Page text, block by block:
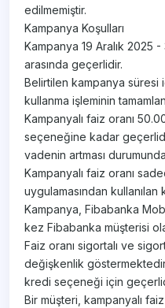
edilmemiştir.
Kampanya Koşulları
Kampanya 19 Aralık 2025
arasında geçerlidir.
Belirtilen kampanya süresi
kullanma işleminin
Kampanyalı faiz oranı
seçeneğine kadar
vadenin artması
Kampanyalı faiz oranı
uygulamasından
Kampanya, Fibabanka
kez Fibabanka müşterisi
Faiz oranı sigortalı ve
değişkenlik
kredi seçeneği için
Bir müşteri, kampanyalı